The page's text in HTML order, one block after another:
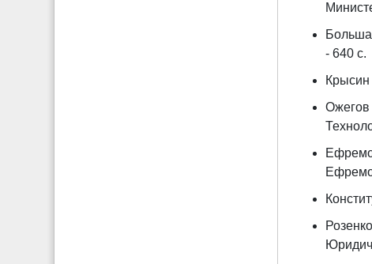
- 640 с.
Ожегов